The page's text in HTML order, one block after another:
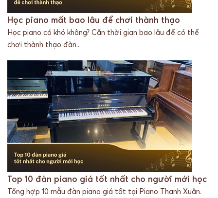
Học piano mất bao lâu để chơi thành thạo
Học piano có khó không? Cần thời gian bao lâu để có thể
chơi thành thạo đàn...
Top 10 đàn piano giá tốt nhất cho người mới học
Tổng hợp 10 mẫu đàn piano giá tốt tại Piano Thanh Xuân.